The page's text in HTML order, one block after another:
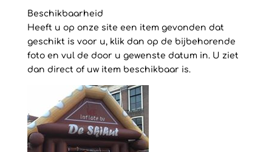
Beschikbaarheid
Heeft u op onze site een item gevonden dat
geschikt is voor u, klik dan op de bijbehorende
foto en vul de door u gewenste datum in. U ziet
dan direct of uw item beschikbaar is.